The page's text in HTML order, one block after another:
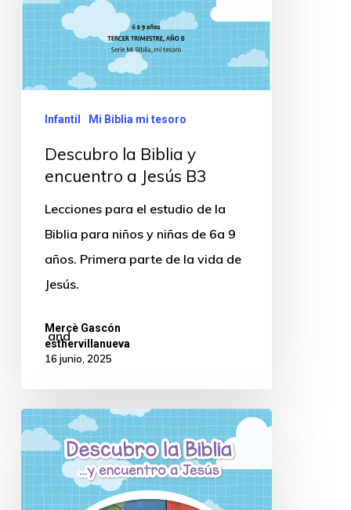
Infantil Mi Biblia mi tesoro
Descubro la Biblia y
encuentro a Jesús B3
Lecciones para el estudio de la
Biblia para niños y niñas de 6a 9
años. Primera parte de la vida de
Jesús.
Mercè Gascón
and
esthervillanueva
16 junio, 2025